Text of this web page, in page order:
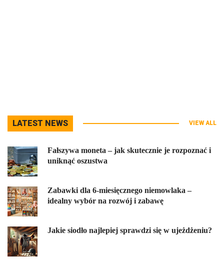
LATEST NEWS VIEW ALL
Fałszywa moneta – jak skutecznie je rozpoznać i
uniknąć oszustwa
Zabawki dla 6-miesięcznego niemowlaka –
idealny wybór na rozwój i zabawę
Jakie siodło najlepiej sprawdzi się w ujeżdżeniu?